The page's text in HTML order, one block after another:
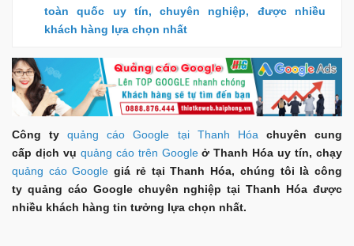
toàn quốc uy tín, chuyên nghiệp, được nhiều
khách hàng lựa chọn nhất
Công tyquảng cáo Google tại Thanh Hóachuyên cung
cấp dịch vụ quảng cáo trên Googleở Thanh Hóa uy tín, chạy
quảng cáo Google giá rẻ tại Thanh Hóa, chúng tôi là công
ty quảng cáo Google chuyên nghiệp tại Thanh Hóa được
nhiều khách hàng tin tưởng lựa chọn nhất.